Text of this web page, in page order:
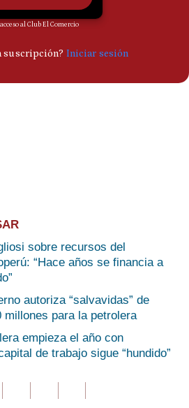
sobre recursos del
“Hace años se financia a
autoriza “salvavidas” de
millones para la petrolera
empieza el año con
de trabajo sigue “hundido”